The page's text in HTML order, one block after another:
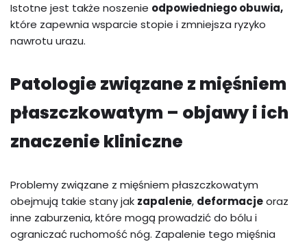
Istotne jest także noszenie odpowiedniego obuwia,
które zapewnia wsparcie stopie i zmniejsza ryzyko
nawrotu urazu.
Patologie związane z mięśniem
płaszczkowatym – objawy i ich
znaczenie kliniczne
Problemy związane z mięśniem płaszczkowatym
obejmują takie stany jak zapalenie, deformacjeoraz
inne zaburzenia, które mogą prowadzić do bólu i
ograniczać ruchomość nóg. Zapalenie tego mięśnia